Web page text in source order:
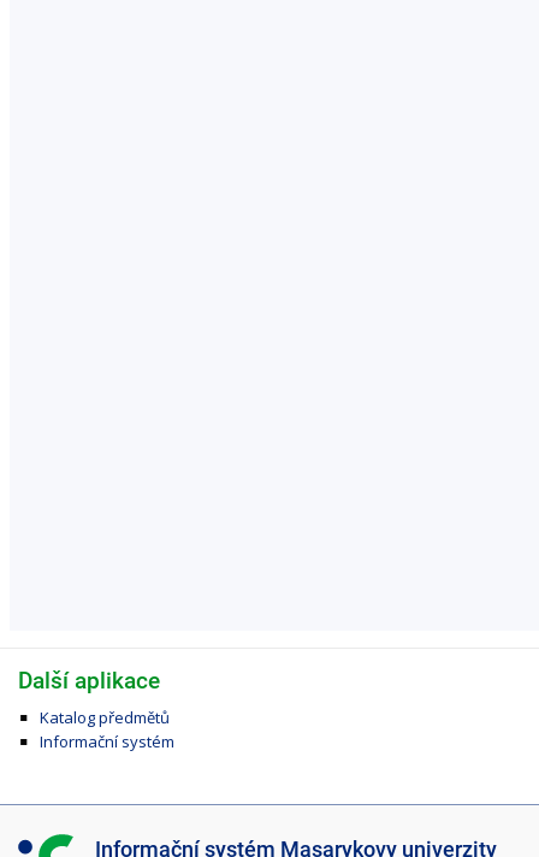
Další aplikace
Katalog předmětů
Informační systém
I Informační systém Masarykovy univerzity